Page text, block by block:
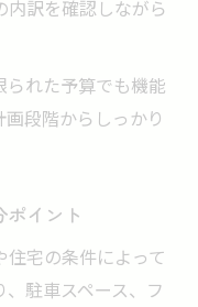
訳を確認しながら
られた予算でも機能
段階からしっかり
イント
宅の条件によって
駐車スペース、フ